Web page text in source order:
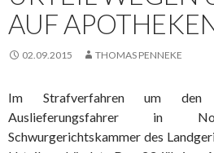
AUF
02.09.2015 THOMAS PENNEKE
Im Strafverfahren um
Auslieferungsfahrer in
Schwurgerichtskammer des